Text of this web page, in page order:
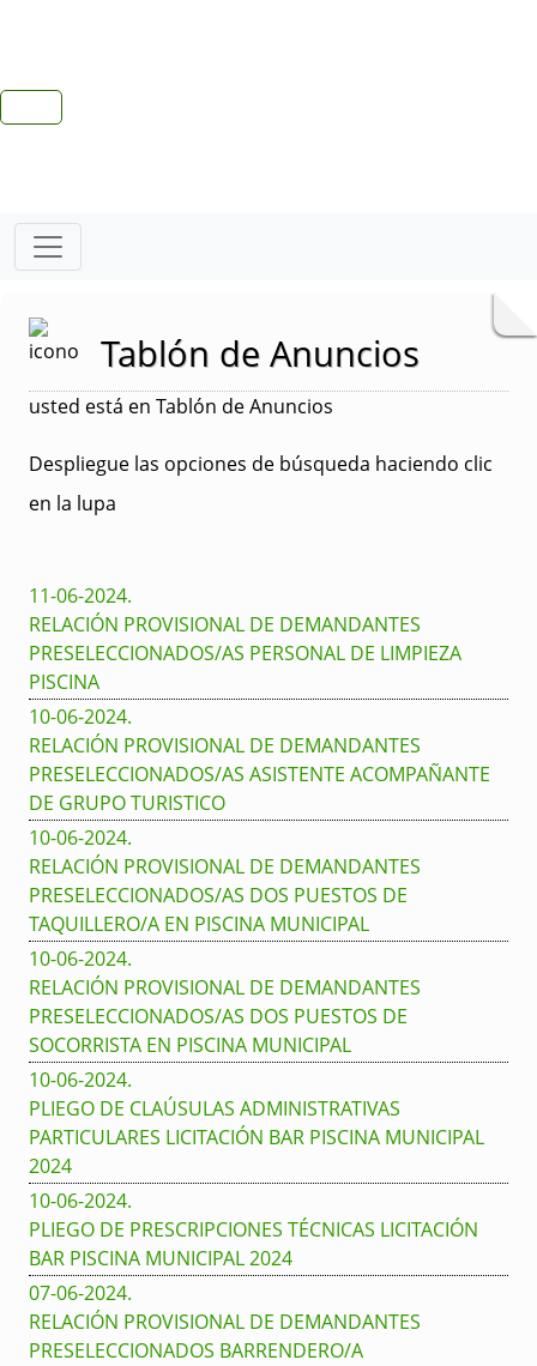
Tablón de Anuncios
usted está en Tablón de Anuncios
Despliegue las opciones de búsqueda haciendo clic
en la lupa
11-06-2024.
RELACIÓN PROVISIONAL DE DEMANDANTES
PRESELECCIONADOS/AS PERSONAL DE LIMPIEZA
PISCINA
10-06-2024.
RELACIÓN PROVISIONAL DE DEMANDANTES
PRESELECCIONADOS/AS ASISTENTE ACOMPAÑANTE
DE GRUPO TURISTICO
10-06-2024.
RELACIÓN PROVISIONAL DE DEMANDANTES
PRESELECCIONADOS/AS DOS PUESTOS DE
TAQUILLERO/A EN PISCINA MUNICIPAL
10-06-2024.
RELACIÓN PROVISIONAL DE DEMANDANTES
PRESELECCIONADOS/AS DOS PUESTOS DE
SOCORRISTA EN PISCINA MUNICIPAL
10-06-2024.
PLIEGO DE CLAÚSULAS ADMINISTRATIVAS
PARTICULARES LICITACIÓN BAR PISCINA MUNICIPAL
2024
10-06-2024.
PLIEGO DE PRESCRIPCIONES TÉCNICAS LICITACIÓN
BAR PISCINA MUNICIPAL 2024
07-06-2024.
RELACIÓN PROVISIONAL DE DEMANDANTES
PRESELECCIONADOS BARRENDERO/A